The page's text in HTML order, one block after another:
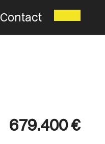
679.400 €
Contact